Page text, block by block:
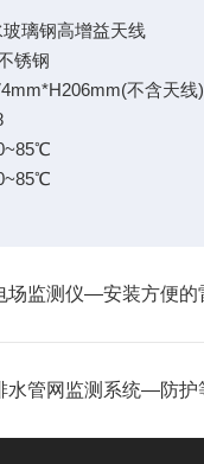
璃钢高增益天线
锈钢
不含天线)